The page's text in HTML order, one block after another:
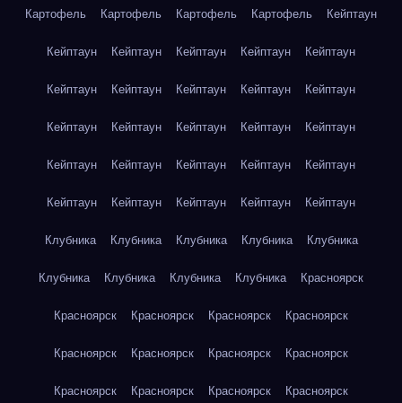
Картофель Картофель Картофель Картофель Кейптаун
Кейптаун Кейптаун Кейптаун Кейптаун Кейптаун
Кейптаун Кейптаун Кейптаун Кейптаун Кейптаун
Кейптаун Кейптаун Кейптаун Кейптаун Кейптаун
Кейптаун Кейптаун Кейптаун Кейптаун Кейптаун
Кейптаун Кейптаун Кейптаун Кейптаун Кейптаун
Клубника Клубника Клубника Клубника Клубника
Клубника Клубника Клубника Клубника Красноярск
Красноярск Красноярск Красноярск Красноярск
Красноярск Красноярск Красноярск Красноярск
Красноярск Красноярск Красноярск Красноярск